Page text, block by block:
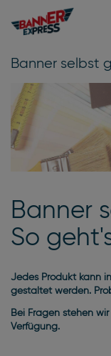
Banner selbst
Banner
So
Jedes Produkt kann
gestaltet werden.
Bei Fragen stehen
Verfügung.